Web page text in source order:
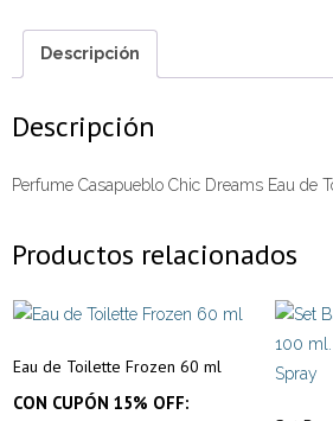
cantidad
Descripción
Descripción
Perfume Casapueblo Chic Dreams Eau de
Productos relacionados
Eau de Toilette Frozen 60 ml
CON CUPÓN 15% OFF: